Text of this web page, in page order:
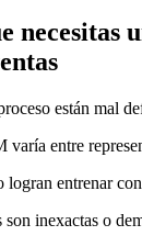
necesitas
están mal
varía entre
logran entrenar
inexactas o